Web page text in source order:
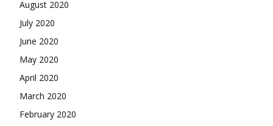
August 2020
July 2020
June 2020
May 2020
April 2020
March 2020
February 2020